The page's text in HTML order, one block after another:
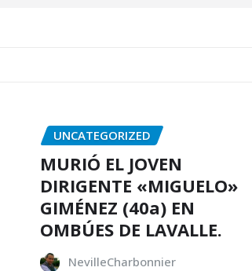
UNCATEGORIZED
MURIÓ EL JOVEN
DIRIGENTE «MIGUELO»
GIMÉNEZ (40a) EN
OMBÚES DE LAVALLE.
NevilleCharbonnier